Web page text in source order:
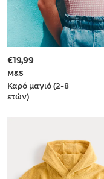
M&S
Καρό μαγιό (2-8
ετών)
€19,99